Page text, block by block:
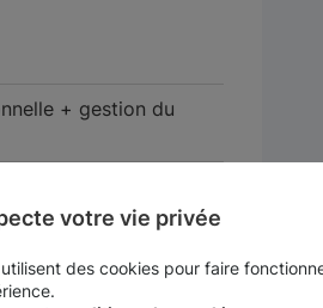
+ gestion du
formalités)
de salles dans le
votre vie privée
des cookies pour faire